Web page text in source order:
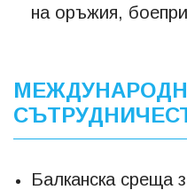
на оръжия,
Балканска среща